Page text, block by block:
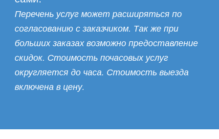
Перечень услуг может расширяться по
согласованию с заказчиком. Так же при
больших заказах возможно предоставление
скидок. Стоимость почасовых услуг
округляется до часа. Стоимость выезда
включена в цену.